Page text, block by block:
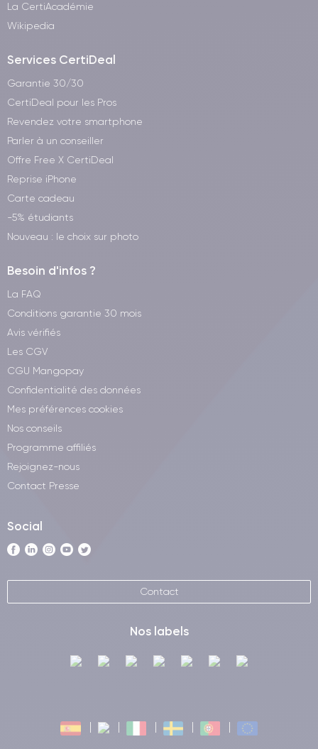
La CertiAcadémie
Wikipedia
Services CertiDeal
Garantie 30/30
CertiDeal pour les Pros
Revendez votre smartphone
Parler à un conseiller
Offre Free X CertiDeal
Reprise iPhone
Carte cadeau
-5% étudiants
Nouveau : le choix sur photo
Besoin d'infos ?
La FAQ
Conditions garantie 30 mois
Avis vérifiés
Les CGV
CGU Mangopay
Confidentialité des données
Mes préférences cookies
Nos conseils
Programme affiliés
Rejoignez-nous
Contact Presse
Social
Contact
Nos labels